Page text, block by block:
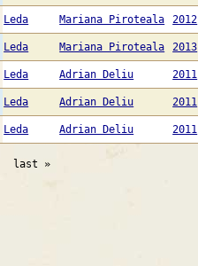
Leda Mariana Piroteala
2012
Leda Mariana Piroteala
2013
Leda Adrian Deliu
2011
Leda Adrian Deliu
2011
Leda Adrian Deliu 2011
last »